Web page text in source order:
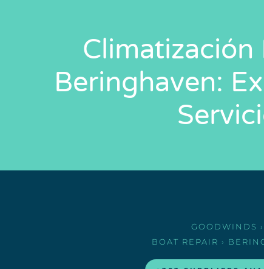
Climatización
Beringhaven:
GOODWINDS ›
BOAT REPAIR ›